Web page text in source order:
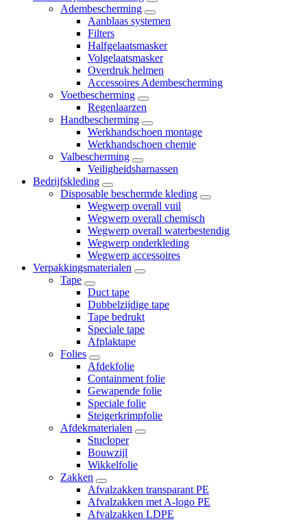
Adembescherming
Aanblaas systemen
Filters
Halfgelaatsmasker
Volgelaatsmasker
Overdruk helmen
Accessoires Adembescherming
Voetbescherming
Regenlaarzen
Handbescherming
Werkhandschoen montage
Werkhandschoen chemie
Valbescherming
Veiligheidsharnassen
Bedrijfskleding
Disposable beschermde kleding
Wegwerp overall vuil
Wegwerp overall chemisch
Wegwerp overall waterbestendig
Wegwerp onderkleding
Wegwerp accessoires
Verpakkingsmaterialen
Tape
Duct tape
Dubbelzijdige tape
Tape bedrukt
Speciale tape
Afplaktape
Folies
Afdekfolie
Containment folie
Gewapende folie
Speciale folie
Steigerkrimpfolie
Afdekmaterialen
Stucloper
Bouwzijl
Wikkelfolie
Zakken
Afvalzakken transparant PE
Afvalzakken met A-logo PE
Afvalzakken LDPE